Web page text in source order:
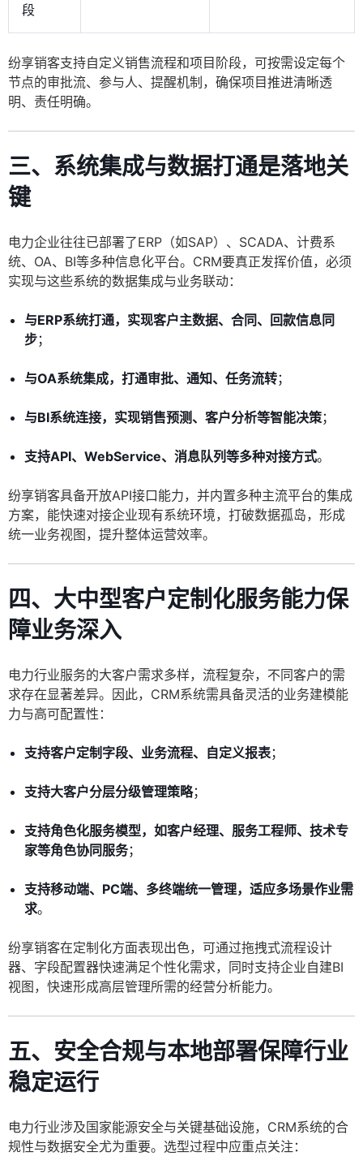
段
纷享销客支持自定义销售流程和项目阶段，可按需设定每个
节点的审批流、参与人、提醒机制，确保项目推进清晰透
明、责任明确。
三、系统集成与数据打通是落地关
键
电力企业往往已部署了ERP（如SAP）、SCADA、计费系
统、OA、BI等多种信息化平台。CRM要真正发挥价值，必须
实现与这些系统的数据集成与业务联动：
与ERP系统打通，实现客户主数据、合同、回款信息同
步；
与OA系统集成，打通审批、通知、任务流转；
与BI系统连接，实现销售预测、客户分析等智能决策；
支持API、WebService、消息队列等多种对接方式。
纷享销客具备开放API接口能力，并内置多种主流平台的集成
方案，能快速对接企业现有系统环境，打破数据孤岛，形成
统一业务视图，提升整体运营效率。
四、大中型客户定制化服务能力保
障业务深入
电力行业服务的大客户需求多样，流程复杂，不同客户的需
求存在显著差异。因此，CRM系统需具备灵活的业务建模能
力与高可配置性：
支持客户定制字段、业务流程、自定义报表；
支持大客户分层分级管理策略；
支持角色化服务模型，如客户经理、服务工程师、技术专
家等角色协同服务；
支持移动端、PC端、多终端统一管理，适应多场景作业需
求。
纷享销客在定制化方面表现出色，可通过拖拽式流程设计
器、字段配置器快速满足个性化需求，同时支持企业自建BI
视图，快速形成高层管理所需的经营分析能力。
五、安全合规与本地部署保障行业
稳定运行
电力行业涉及国家能源安全与关键基础设施，CRM系统的合
规性与数据安全尤为重要。选型过程中应重点关注：